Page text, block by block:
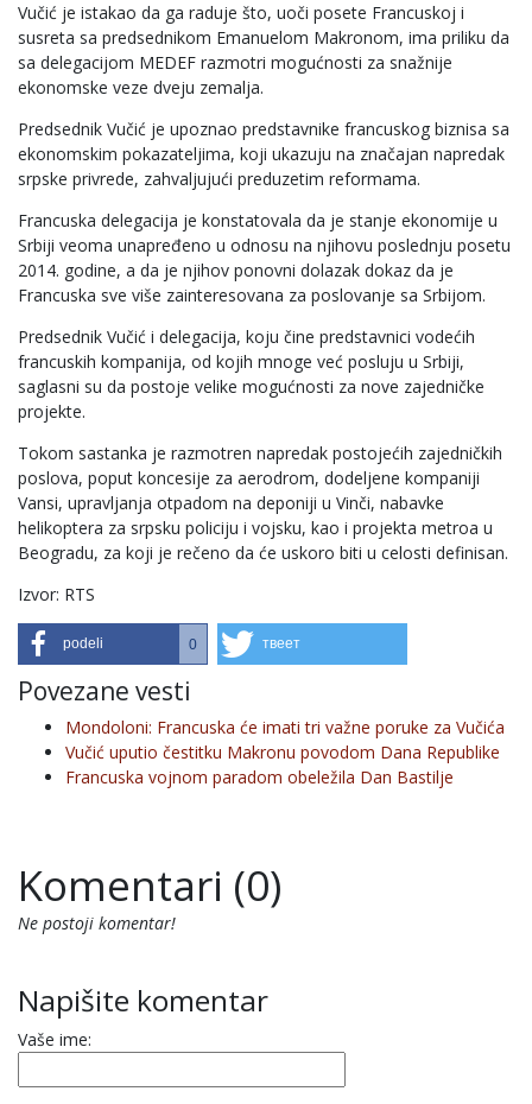
Vučić je istakao da ga raduje što, uoči posete Francuskoj i
susreta sa predsednikom Emanuelom Makronom, ima priliku da
sa delegacijom MEDEF razmotri mogućnosti za snažnije
ekonomske veze dveju zemalja.
Predsednik Vučić je upoznao predstavnike francuskog biznisa sa
ekonomskim pokazateljima, koji ukazuju na značajan napredak
srpske privrede, zahvaljujući preduzetim reformama.
Francuska delegacija je konstatovala da je stanje ekonomije u
Srbiji veoma unapređeno u odnosu na njihovu poslednju posetu
2014. godine, a da je njihov ponovni dolazak dokaz da je
Francuska sve više zainteresovana za poslovanje sa Srbijom.
Predsednik Vučić i delegacija, koju čine predstavnici vodećih
francuskih kompanija, od kojih mnoge već posluju u Srbiji,
saglasni su da postoje velike mogućnosti za nove zajedničke
projekte.
Tokom sastanka je razmotren napredak postojećih zajedničkih
poslova, poput koncesije za aerodrom, dodeljene kompaniji
Vansi, upravljanja otpadom na deponiji u Vinči, nabavke
helikoptera za srpsku policiju i vojsku, kao i projekta metroa u
Beogradu, za koji je rečeno da će uskoro biti u celosti definisan.
Izvor: RTS
podeli 0 твеет
Povezane vesti
Mondoloni: Francuska će imati tri važne poruke za Vučića
Vučić uputio čestitku Makronu povodom Dana Republike
Francuska vojnom paradom obeležila Dan Bastilje
Komentari (0)
Ne postoji komentar!
Napišite komentar
Vaše ime: